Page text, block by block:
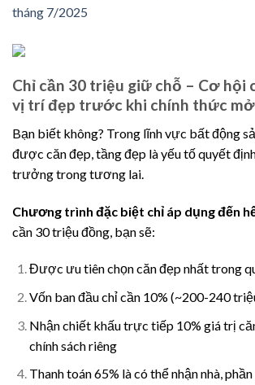
tháng 7/2025
Chỉ cần 30 triệu giữ chỗ – Cơ hội
vị trí đẹp trước khi chính thức
Bạn biết không? Trong lĩnh vực bất động
được căn đẹp, tầng đẹp là yếu tố quyết
trưởng trong tương lai.
Chương trình đặc biệt chỉ áp dụng đến
cần 30 triệu đồng, bạn sẽ:
Được ưu tiên chọn căn đẹp nhất trong
Vốn ban đầu chỉ cần 10% (~200-240
Nhận chiết khấu trực tiếp 10% giá trị
chính sách riêng
Thanh toán 65% là có thể nhận nhà,